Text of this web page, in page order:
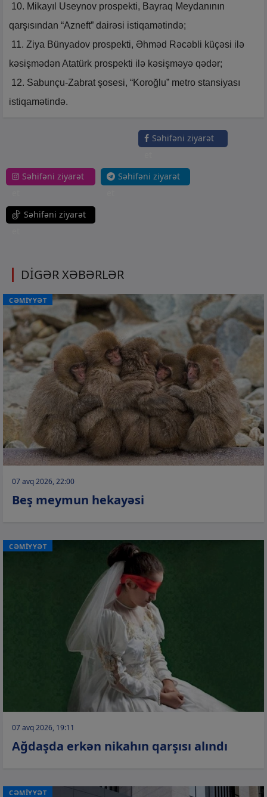
10. Mikayıl Useynov prospekti, Bayraq Meydanının
qarşısından “Azneft” dairəsi istiqamətində;
11. Ziya Bünyadov prospekti, Əhməd Rəcəbli küçəsi ilə
kəsişmədən Atatürk prospekti ilə kəsişməyə qədər;
12. Sabunçu-Zabrat şosesi, “Koroğlu” metro stansiyası
istiqamətində.
Səhifəni ziyarət
Səhifəni ziyarət
Səhifəni ziyarət
Səhifəni ziyarət
DİGƏR XƏBƏRLƏR
CƏMİYYƏT
07 avq 2026, 22:00
Beş meymun hekayəsi
CƏMİYYƏT
07 avq 2026, 19:11
Ağdaşda erkən nikahın qarşısı alındı
CƏMİYYƏT